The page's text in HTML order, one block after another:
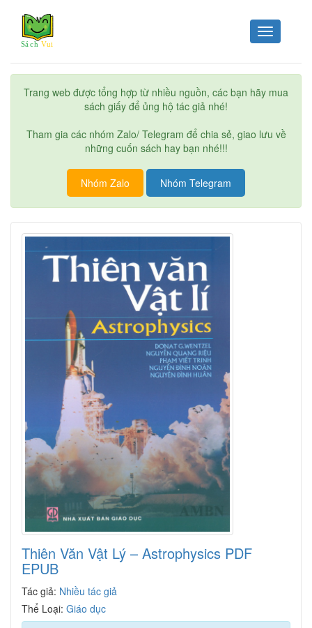
Toggle
navigation
Trang web được tổng hợp từ nhiều nguồn, các bạn hãy mua
sách giấy để ủng hộ tác giả nhé!
Tham gia các nhóm Zalo/ Telegram để chia sẻ, giao lưu về
những cuốn sách hay bạn nhé!!!
Nhóm Zalo Nhóm Telegram
Thiên Văn Vật Lý – Astrophysics PDF
EPUB
Tác giả: Nhiều tác giả
Thể Loại: Giáo dục